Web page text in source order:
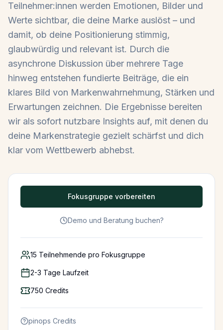
Teilnehmer:innen werden Emotionen, Bilder und
Werte sichtbar, die deine Marke auslöst – und
damit, ob deine Positionierung stimmig,
glaubwürdig und relevant ist. Durch die
asynchrone Diskussion über mehrere Tage
hinweg entstehen fundierte Beiträge, die ein
klares Bild von Markenwahrnehmung, Stärken und
Erwartungen zeichnen. Die Ergebnisse bereiten
wir als sofort nutzbare Insights auf, mit denen du
deine Markenstrategie gezielt schärfst und dich
klar vom Wettbewerb abhebst.
Fokusgruppe vorbereiten
Demo und Beratung buchen?
15 Teilnehmende pro Fokusgruppe
2-3 Tage Laufzeit
750 Credits
pinops Credits